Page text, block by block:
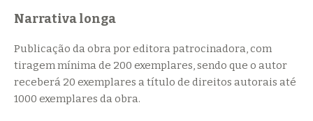
Narrativa longa
Publicação da obra por editora patrocinadora, com
tiragem mínima de 200 exemplares, sendo que o autor
receberá 20 exemplares a título de direitos autorais até
1000 exemplares da obra.